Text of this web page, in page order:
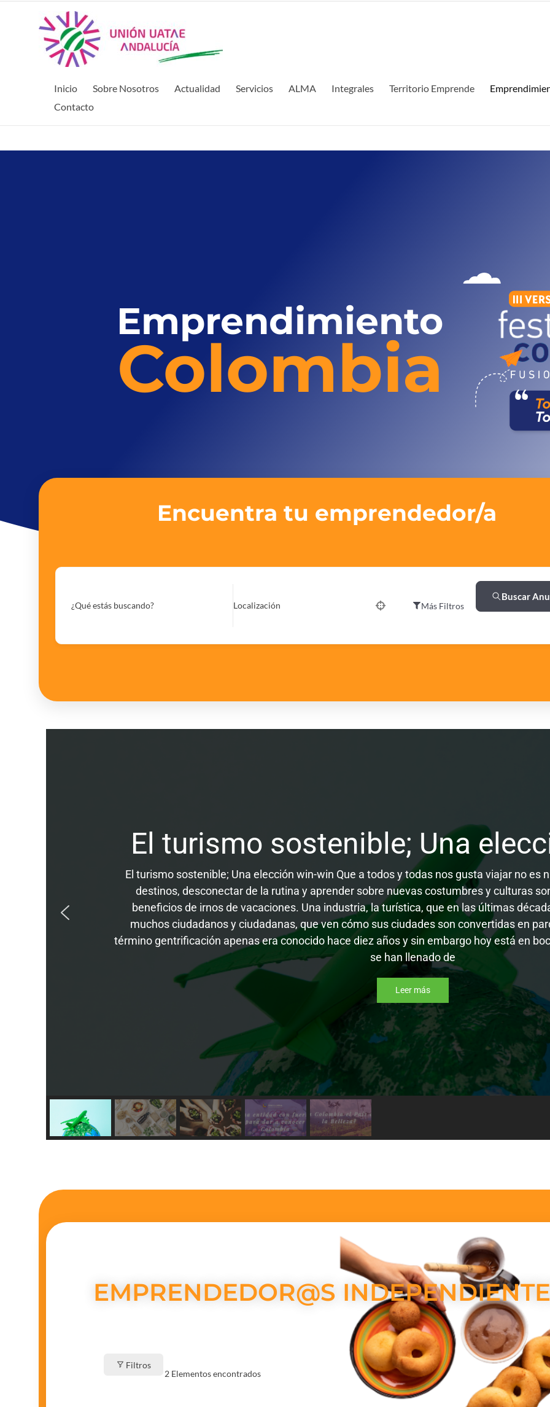
Inicio Sobre Nosotros Actualidad Servicios ALMA Integrales Territorio Emprende
Contacto
Emprendimiento
Colombia
Encuentra tu emprendedor/a
¿Qué estás buscando? Localización Más Filtros
Buscar
El turismo sostenible; Una
El turismo sostenible; Una elección win-win Que a todos y todas nos gusta viajar no es
destinos, desconectar de la rutina y aprender sobre nuevas costumbres y culturas
beneficios de irnos de vacaciones. Una industria, la turística, que en las últimas
muchos ciudadanos y ciudadanas, que ven cómo sus ciudades son convertidas en
término gentrificación apenas era conocido hace diez años y sin embargo hoy está en
se han llenado de
Leer más
EMPRENDEDOR@S
Filtros
2 Elementos encontrados